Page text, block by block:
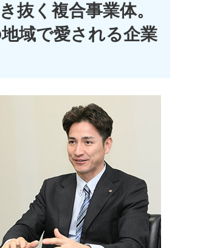
抜く複合事業体。
域で愛される企業